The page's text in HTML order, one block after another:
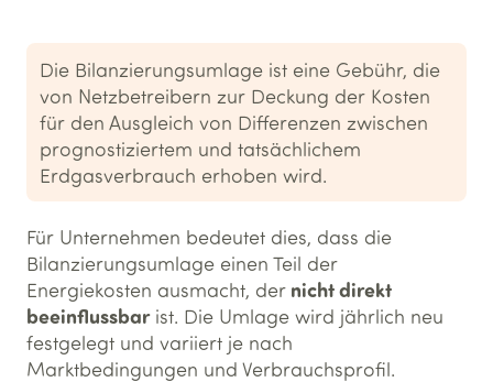
Die Bilanzierungsumlage ist eine Gebühr, die
von Netzbetreibern zur Deckung der Kosten
für den Ausgleich von Differenzen zwischen
prognostiziertem und tatsächlichem
Erdgasverbrauch erhoben wird.
Für Unternehmen bedeutet dies, dass die
Bilanzierungsumlage einen Teil der
Energiekosten ausmacht, der nicht direkt
beeinflussbarist. Die Umlage wird jährlich neu
festgelegt und variiert je nach
Marktbedingungen und Verbrauchsprofil.